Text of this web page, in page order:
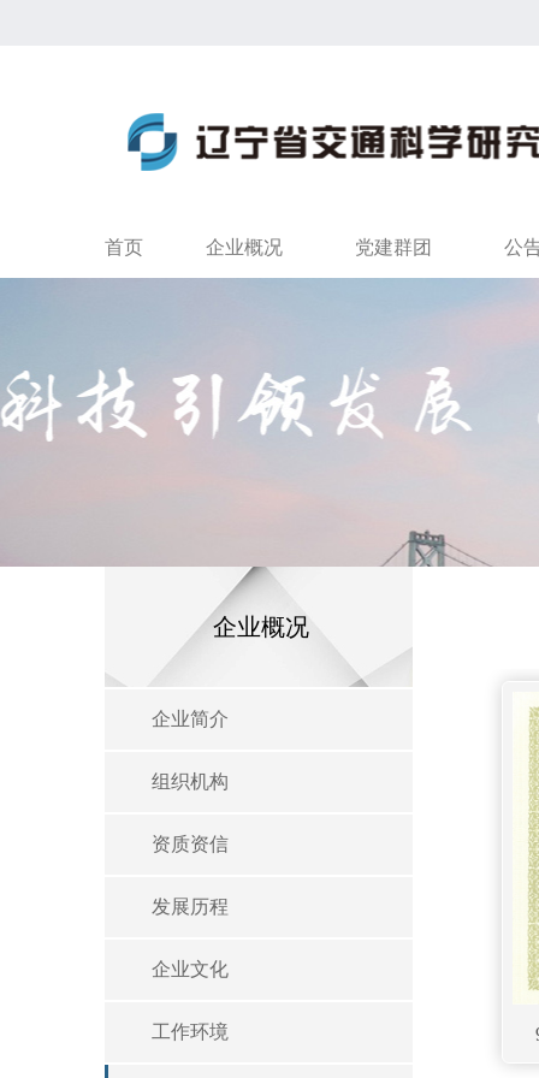
首页 企业概况 党建群团 公
企业概况
企业简介
组织机构
资质资信
发展历程
企业文化
工作环境